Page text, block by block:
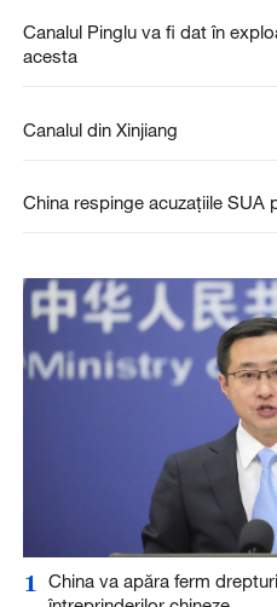
Canalul Pinglu va fi dat în
acesta
Canalul din Xinjiang
China respinge acuzaţiile SUA
1
China va apăra ferm